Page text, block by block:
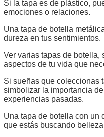
Si la tapa es de plástico,
emociones o relaciones.
Una tapa de botella
dureza en tus sentimientos.
Ver varias tapas de
aspectos de tu vida que
Si sueñas que coleccionas
simbolizar la importancia
experiencias pasadas.
Una tapa de botella con un
que estás buscando